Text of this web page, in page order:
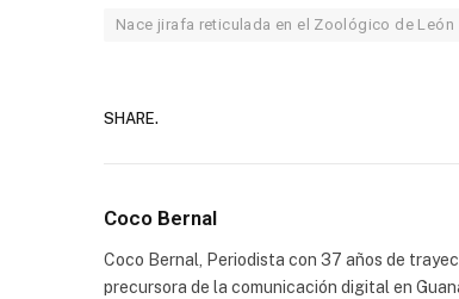
Nace jirafa reticulada en el Zoológico de León
SHARE.
Coco Bernal
Coco Bernal, Periodista con 37 años de
precursora de la comunicación digital en